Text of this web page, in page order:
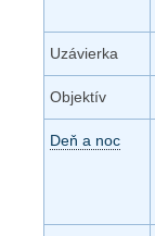
Uzávierka
Objektív
Deň a noc